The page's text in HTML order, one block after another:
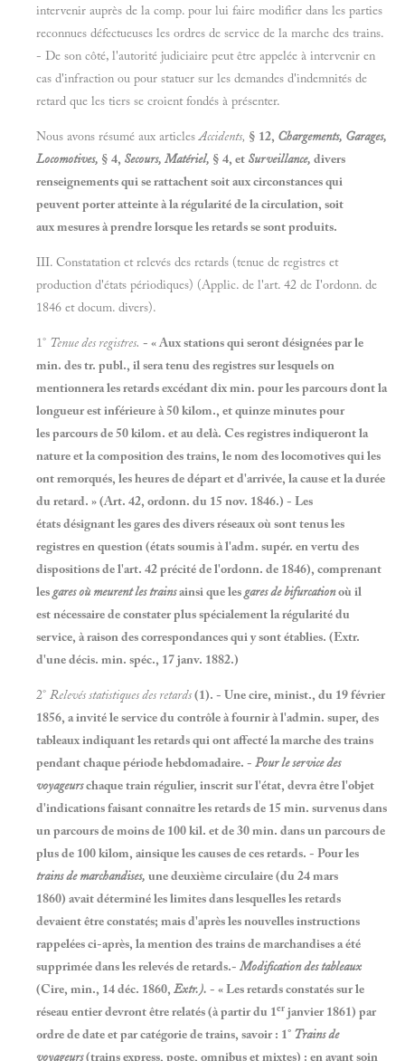
intervenir auprès de la comp. pour lui faire modifier dans les parties
reconnues défectueuses les ordres de service de la marche des trains.
- De son côté, l'autorité judiciaire peut être appelée à intervenir en
cas d'infraction ou pour statuer sur les demandes d'indemnités de
retard que les tiers se croient fondés à présenter.
Nous avons résumé aux articlesAccidents, § 12, Chargements, Garages,
Locomotives, § 4, Secours, Matériel, § 4, et Surveillance, divers
renseignements qui se rattachent soit aux circonstances qui
peuvent porter atteinte à la régularité de la circulation, soit
aux mesures à prendre lorsque les retards se sont produits.
III. Constatation et relevés des retards (tenue de registres et
production d'états périodiques) (Applic. de l'art. 42 de I'ordonn. de
1846 et docum. divers).
1° Tenue des registres. - « Aux stations qui seront désignées par le
min. des tr. publ., il sera tenu des registres sur lesquels on
mentionnera les retards excédant dix min. pour les parcours dont la
longueur est inférieure à 50 kilom., et quinze minutes pour
les parcours de 50 kilom. et au delà. Ces registres indiqueront la
nature et la composition des trains, le nom des locomotives qui les
ont remorqués, les heures de départ et d'arrivée, la cause et la durée
du retard. » (Art. 42, ordonn. du 15 nov. 1846.) - Les
états désignant les gares des divers réseaux où sont tenus les
registres en question (états soumis à l'adm. supér. en vertu des
dispositions de l'art. 42 précité de l'ordonn. de 1846), comprenant
les garesoù meurent les trainsainsi que les gares de bifurcationoù il
est nécessaire de constater plus spécialement la régularité du
service, à raison des correspondances qui y sont établies. (Extr.
d'une décis. min. spéc., 17 janv. 1882.)
2° Relevés statistiques des retards(1). - Une cire, minist., du 19 février
1856, a invité le service du contrôle à fournir à l'admin. super, des
tableaux indiquant les retards qui ont affecté la marche des trains
pendant chaque période hebdomadaire. - Pour le service des
voyageurschaque train régulier, inscrit sur l'état, devra être l'objet
d'indications faisant connaître les retards de 15 min. survenus dans
un parcours de moins de 100 kil. et de 30 min. dans un parcours de
plus de 100 kilom, ainsique les causes de ces retards. - Pour les
trains de marchandises, une deuxième circulaire (du 24 mars
1860) avait déterminé les limites dans lesquelles les retards
devaient être constatés; mais d'après les nouvelles instructions
rappelées ci-après, la mention des trains de marchandises a été
supprimée dans les relevés de retards.- Modification des tableaux
(Cire, min., 14 déc. 1860, Extr.). - « Les retards constatés sur le
réseau entier devront être relatés (à partir du 1er janvier 1861) par
ordre de date et par catégorie de trains, savoir : 1° Trains de
voyageurs(trains express, poste, omnibus et mixtes) : en ayant soin